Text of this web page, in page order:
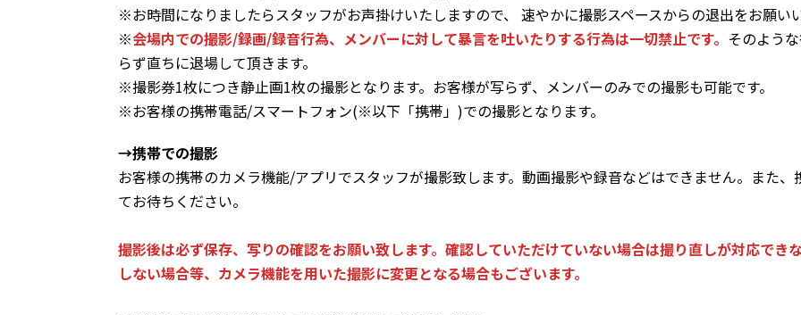
※お時間になりましたらスタッフがお声掛けいたしますので、 速やかに撮影スペースからの退出をお願い
※会場内での撮影/録画/録音行為、メンバーに対して暴言を吐いたりする行為は一切禁止です。 そのよう
らず直ちに退場して頂きます。
※撮影券1枚につき静止画1枚の撮影となります。お客様が写らず、メンバーのみでの撮影も可能です。
※お客様の携帯電話/スマートフォン(※以下「携帯」)での撮影となります。
→携帯での撮影
お客様の携帯のカメラ機能/アプリでスタッフが撮影致します。動画撮影や録音などはできません。また
てお待ちください。
撮影後は必ず保存、写りの確認をお願い致します。確認していただけていない場合は撮り直しが対応でき
しない場合等、カメラ機能を用いた撮影に変更となる場合もございます。